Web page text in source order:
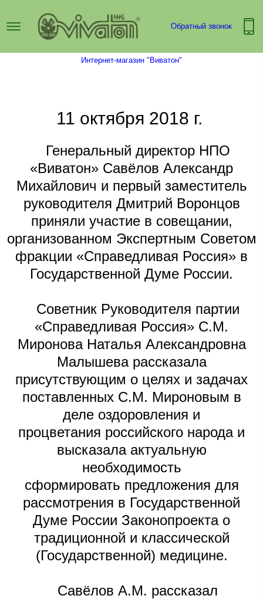
Обратный звонок
Интернет-магазин "Виватон"
11 октября 2018 г.
Генеральный директор НПО
«Виватон» Савёлов Александр
Михайлович и первый заместитель
руководителя Дмитрий Воронцов
приняли участие в совещании,
организованном Экспертным Советом
фракции «Справедливая Россия» в
Государственной Думе России.
Советник Руководителя партии
«Справедливая Россия» С.М.
Миронова Наталья Александровна
Малышева рассказала
присутствующим о целях и задачах
поставленных С.М. Мироновым в
деле оздоровления и
процветания российского народа и
высказала актуальную
необходимость
сформировать предложения для
рассмотрения в Государственной
Думе России Законопроекта о
традиционной и классической
(Государственной) медицине.
Савёлов А.М. рассказал